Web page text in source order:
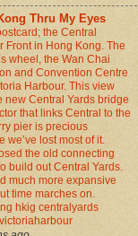
Thru My Eyes
the Central
Front in Hong Kong. The
wheel, the Wan Chai
and Convention Centre
Harbour. This view
new Central Yards bridge
that links Central to the
pier is precious
we’ve lost most of it.
the old connecting
build out Central Yards.
much more expansive
time marches on.
hkig centralyards